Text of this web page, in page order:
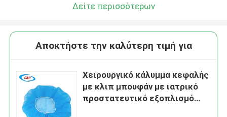
Δείτε περισσότερων
Αποκτήστε την καλύτερη τιμή για
Χειρουργικό κάλυμμα κεφαλής
με κλιπ μπουφάν με ιατρικό
προστατευτικό εξοπλισμό